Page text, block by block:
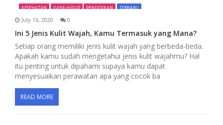
g
a
t
i
o
KESEHATAN GAYA HIDUP PENDIDIKAN TERBARU
July 16, 2020 0
Ini 5 Jenis Kulit Wajah, Kamu Termasuk yang Mana?
Setiap orang memiliki jenis kulit wajah yang berbeda-beda.
Apakah kamu sudah mengetahui jenis kulit wajahmu? Hal
itu penting untuk dipahami supaya kamu dapat
menyesuaikan perawatan apa yang cocok ba
READ MORE